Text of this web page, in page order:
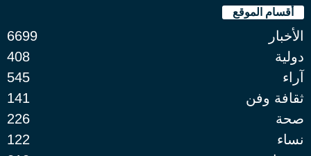
أقسام الموقع
الأخبار
6699
دولية
408
آراء
545
ثقافة وفن
141
صحة
226
نساء
122